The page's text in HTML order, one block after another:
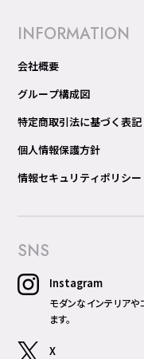
INFORMATION
会社概要
グループ構成図
特定商取引法に基づく表記
個人情報保護方針
情報セキュリティポリシー
SNS
Instagram
モダンなインテリア
ます。
X